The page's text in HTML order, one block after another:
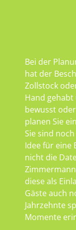
Bei der
hat der
Zollstock
Hand
bewusst
planen Sie
Sie sind
Idee für eine
nicht die
diese als
Gäste auch
Jahrzehnte
Momente